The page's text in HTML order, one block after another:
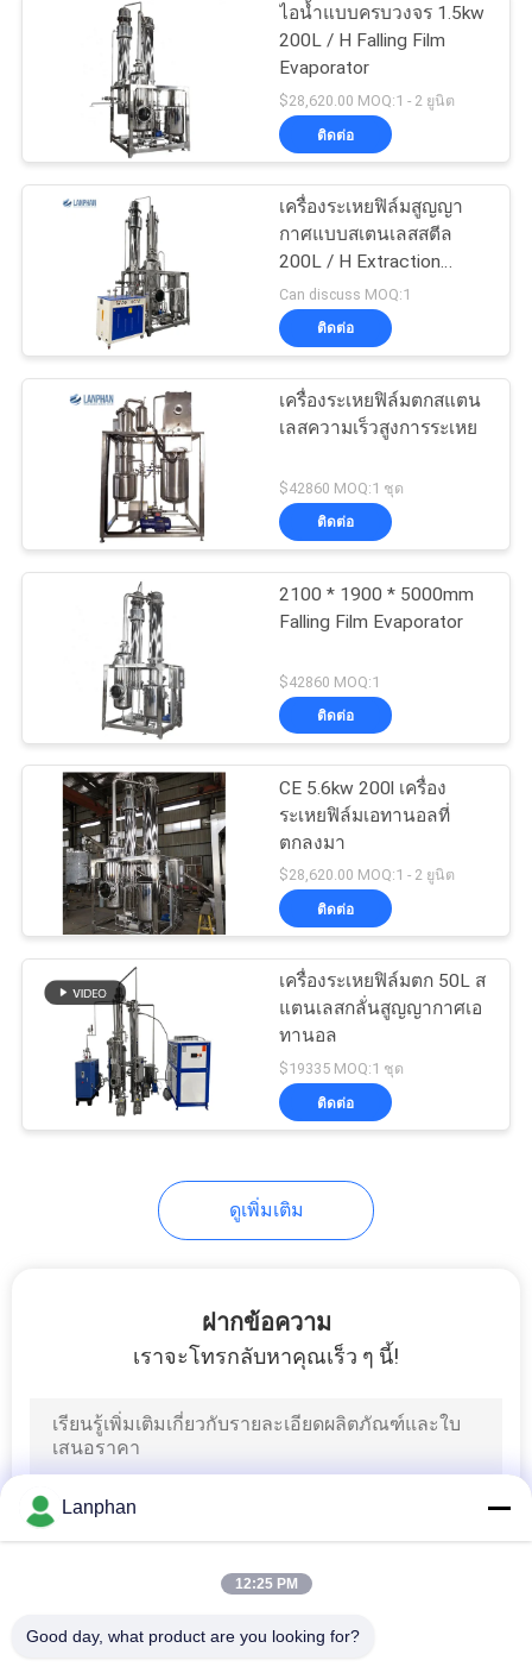
เสนอ
ราคา
แผนผัง
เว็บไซต์
นโยบาย
เป็น
ไอน้ำแบบครบวงจร 1.5kw
200L / H Falling Film
Evaporator
$28,620.00 MOQ:1 - 2 ยูนิต
ติดต่อ
เครื่องระเหยฟิล์มสูญญา
กาศแบบสเตนเลสสตีล
200L / H Extraction
Distillation
Can discuss MOQ:1
ติดต่อ
เครื่องระเหยฟิล์มตกสแตน
เลสความเร็วสูงการระเหย
$42860 MOQ:1 ชุด
ติดต่อ
2100 * 1900 * 5000mm
Falling Film Evaporator
$42860 MOQ:1
ติดต่อ
CE 5.6kw 200l เครื่อง
ระเหยฟิล์มเอทานอลที่
ตกลงมา
$28,620.00 MOQ:1 - 2 ยูนิต
ติดต่อ
เครื่องระเหยฟิล์มตก 50L ส
แตนเลสกลั่นสูญญากาศเอ
ทานอล
$19335 MOQ:1 ชุด
ติดต่อ
ดูเพิ่มเติม
ฝากข้อความ
เราจะโทรกลับหาคุณเร็ว ๆ นี้!
Lanphan
12:25 PM
Good day, what product are you looking for?